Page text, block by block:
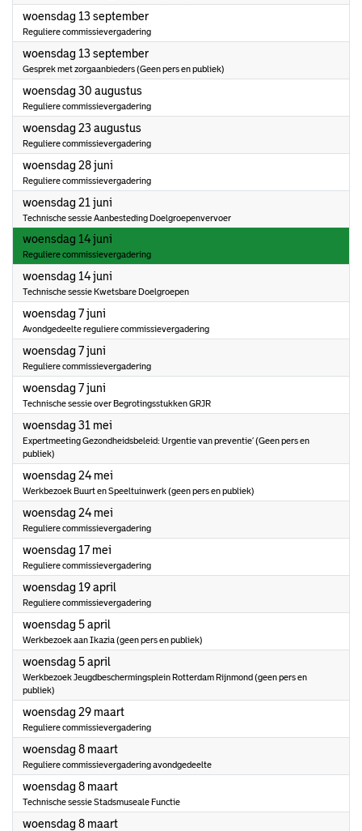
woensdag 13 september2023
Reguliere commissievergadering
woensdag 13 september2023
Gesprek met zorgaanbieders (Geen pers en publiek)
woensdag 30 augustus
Reguliere commissievergadering
woensdag 23 augustus
Reguliere commissievergadering
woensdag 28 juni
Reguliere commissievergadering
woensdag 21 juni
Technische sessie Aanbesteding Doelgroepenvervoer
woensdag 14 juni
Reguliere commissievergadering
woensdag 14 juni
Technische sessie Kwetsbare Doelgroepen
woensdag 7 juni
Avondgedeelte reguliere commissievergadering
woensdag 7 juni
Reguliere commissievergadering
woensdag 7 juni
Technische sessie over Begrotingsstukken GRJR
woensdag 31 mei
Expertmeeting Gezondheidsbeleid: Urgentie van preventie’ (Geen pers en
publiek)
woensdag 24 mei
Werkbezoek Buurt en Speeltuinwerk (geen pers en publiek)
woensdag 24 mei
Reguliere commissievergadering
woensdag 17 mei
Reguliere commissievergadering
woensdag 19 april
Reguliere commissievergadering
woensdag 5 april
Werkbezoek aan Ikazia (geen pers en publiek)
woensdag 5 april
Werkbezoek Jeugdbeschermingsplein Rotterdam Rijnmond (geen pers en
publiek)
woensdag 29 maart2023
Reguliere commissievergadering
woensdag 8 maart2023
Reguliere commissievergadering avondgedeelte
woensdag 8 maart2023
Technische sessie Stadsmuseale Functie
woensdag 8 maart2023